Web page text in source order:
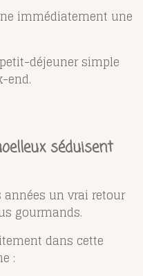
immédiatement une
déjeuner simple
end.
séduisent
années un vrai retour
gourmands.
dans cette
: